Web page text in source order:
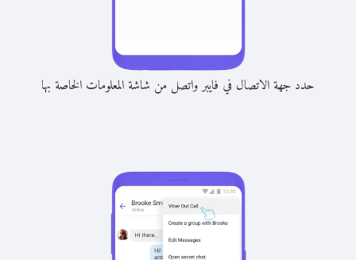
حدد جهة الاتصال في فايبر واتصل من شاشة المعلومات الخاصة بها